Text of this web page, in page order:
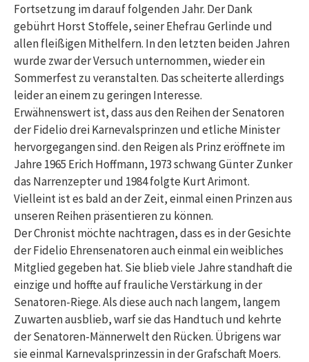
Fortsetzung im darauf folgenden Jahr. Der Dank
gebührt Horst Stoffele, seiner Ehefrau Gerlinde und
allen fleißigen Mithelfern. In den letzten beiden Jahren
wurde zwar der Versuch unternommen, wieder ein
Sommerfest zu veranstalten. Das scheiterte allerdings
leider an einem zu geringen Interesse.
Erwähnenswert ist, dass aus den Reihen der Senatoren
der Fidelio drei Karnevalsprinzen und etliche Minister
hervorgegangen sind. den Reigen als Prinz eröffnete im
Jahre 1965 Erich Hoffmann, 1973 schwang Günter Zunker
das Narrenzepter und 1984 folgte Kurt Arimont.
Vielleint ist es bald an der Zeit, einmal einen Prinzen aus
unseren Reihen präsentieren zu können.
Der Chronist möchte nachtragen, dass es in der Gesichte
der Fidelio Ehrensenatoren auch einmal ein weibliches
Mitglied gegeben hat. Sie blieb viele Jahre standhaft die
einzige und hoffte auf frauliche Verstärkung in der
Senatoren-Riege. Als diese auch nach langem, langem
Zuwarten ausblieb, warf sie das Handtuch und kehrte
der Senatoren-Männerwelt den Rücken. Übrigens war
sie einmal Karnevalsprinzessin in der Grafschaft Moers.